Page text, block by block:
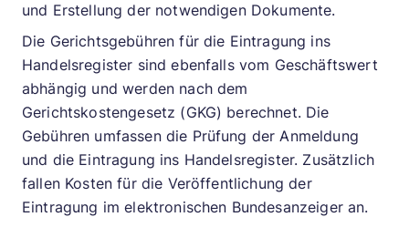
und Erstellung der notwendigen Dokumente.
Die Gerichtsgebühren für die Eintragung ins
Handelsregister sind ebenfalls vom Geschäftswert
abhängig und werden nach dem
Gerichtskostengesetz (GKG) berechnet. Die
Gebühren umfassen die Prüfung der Anmeldung
und die Eintragung ins Handelsregister. Zusätzlich
fallen Kosten für die Veröffentlichung der
Eintragung im elektronischen Bundesanzeiger an.